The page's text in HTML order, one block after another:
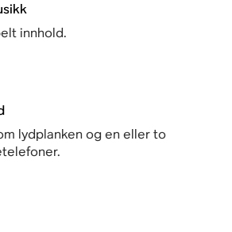
innhold.
lydplanken og en eller to